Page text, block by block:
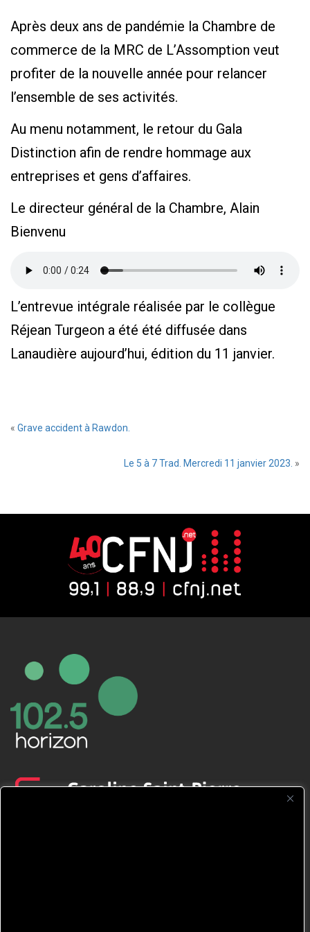
Après deux ans de pandémie la Chambre de
commerce de la MRC de L’Assomption veut
profiter de la nouvelle année pour relancer
l’ensemble de ses activités.
Au menu notamment, le retour du Gala
Distinction afin de rendre hommage aux
entreprises et gens d’affaires.
Le directeur général de la Chambre, Alain
Bienvenu
L’entrevue intégrale réalisée par le collègue
Réjean Turgeon a été été diffusée dans
Lanaudière aujourd’hui, édition du 11 janvier.
« Grave accident à Rawdon.
Le 5 à 7 Trad. Mercredi 11 janvier 2023. »